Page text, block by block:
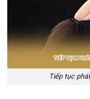
Tiếp tục